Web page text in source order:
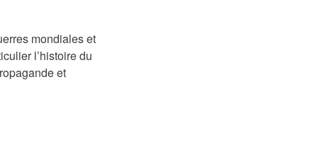
mondiales et
l’histoire du
et